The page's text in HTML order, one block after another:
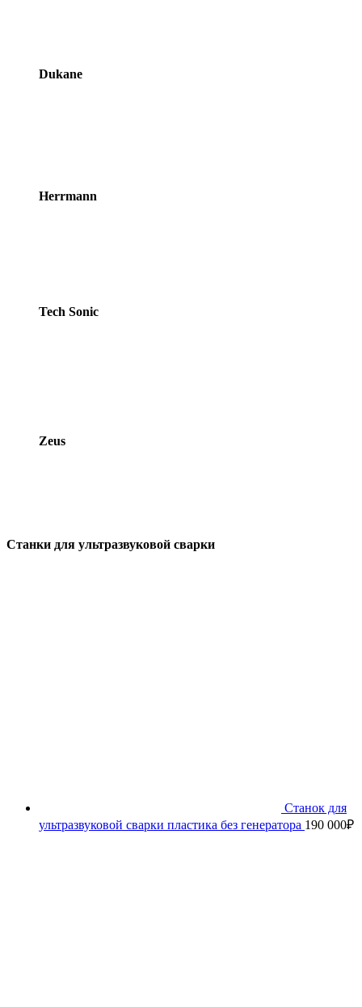
Dukane
Herrmann
Tech Sonic
Zeus
Cтанки для ультразвуковой сварки
Станок для
ультразвуковой сварки пластика без генератора 190 000₽